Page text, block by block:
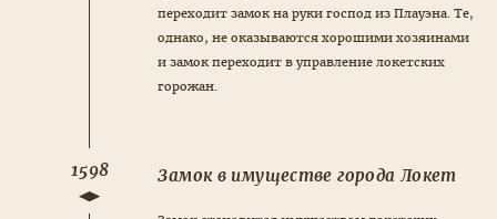
переходит замок на руки господ из Плауэна. Те,
однако, не оказываются хорошими хозяинами
и замок переходит в управление локетских
горожан.
1598 Замок в имуществе города Локет